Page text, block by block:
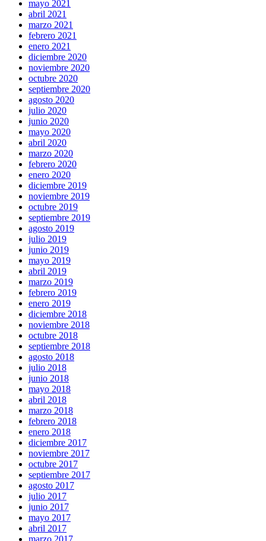
mayo 2021
abril 2021
marzo 2021
febrero 2021
enero 2021
diciembre 2020
noviembre 2020
octubre 2020
septiembre 2020
agosto 2020
julio 2020
junio 2020
mayo 2020
abril 2020
marzo 2020
febrero 2020
enero 2020
diciembre 2019
noviembre 2019
octubre 2019
septiembre 2019
agosto 2019
julio 2019
junio 2019
mayo 2019
abril 2019
marzo 2019
febrero 2019
enero 2019
diciembre 2018
noviembre 2018
octubre 2018
septiembre 2018
agosto 2018
julio 2018
junio 2018
mayo 2018
abril 2018
marzo 2018
febrero 2018
enero 2018
diciembre 2017
noviembre 2017
octubre 2017
septiembre 2017
agosto 2017
julio 2017
junio 2017
mayo 2017
abril 2017
marzo 2017